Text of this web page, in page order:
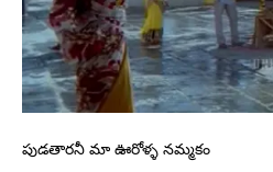
పుడతారనీ మా ఊరోళ్ళ నమ్మకం